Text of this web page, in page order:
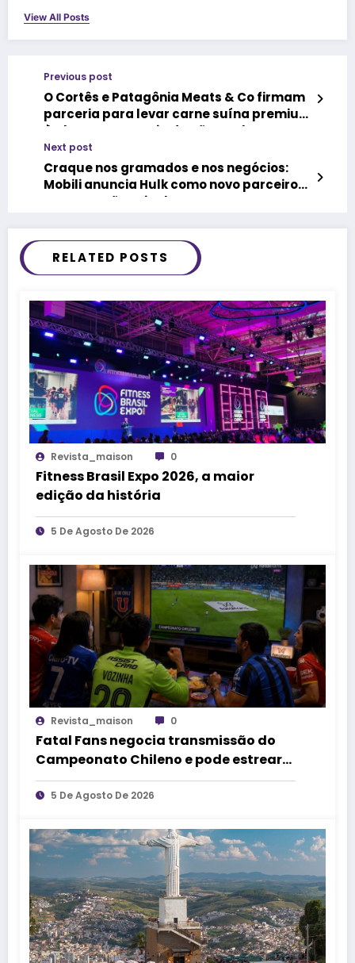
View All Posts
Previous post
O Cortês e Patagônia Meats & Co firmam
parceria para levar carne suína premium
à alta gastronomia de São Paulo
Next post
Craque nos gramados e nos negócios:
Mobili anuncia Hulk como novo parceiro
em proteção veicular
RELATED POSTS
Revista_maison 0
Fitness Brasil Expo 2026, a maior
edição da história
5 De Agosto De 2026
Revista_maison 0
Fatal Fans negocia transmissão do
Campeonato Chileno e pode estrear
no mercado de competições
esportivas
5 De Agosto De 2026